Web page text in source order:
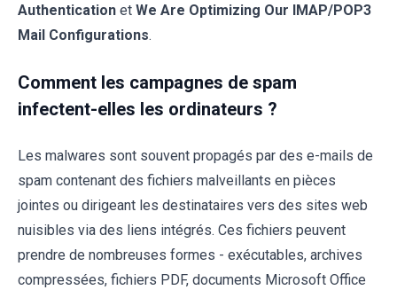
Authentication et We Are Optimizing Our IMAP/POP3
Mail Configurations.
Comment les campagnes de spam
infectent-elles les ordinateurs ?
Les malwares sont souvent propagés par des e-mails de
spam contenant des fichiers malveillants en pièces
jointes ou dirigeant les destinataires vers des sites web
nuisibles via des liens intégrés. Ces fichiers peuvent
prendre de nombreuses formes - exécutables, archives
compressées, fichiers PDF, documents Microsoft Office